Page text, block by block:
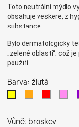
Toto neutrální mýdlo
obsahuje veškeré, z
substance.
Bylo dermatologicky
„zelené oblasti“, což
použití.
Barva: žlutá
Vůně: broskev